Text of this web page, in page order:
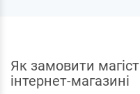
Як замовити
інтернет-магазині